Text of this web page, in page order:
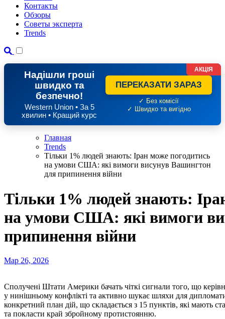
Контакты
Обзоры
Советы эксперта
Trends
Надішли гроші
швидко та
безпечно!
Western Union • За 5
хвилин • Кращий курс
ПЕРЕКАЗАТИ ЗАРАЗ
✓ Без комісії
✓ Швидко та вигідно
АКЦІЯ
Главная
Trends
Тільки 1% людей знають: Іран може погодитись
на умови США: які вимоги висунув Вашингтон
для припинення війни
Тільки 1% людей знають:
на умови США: які вимоги
припинення війни
Мар 26, 2026
Сполучені Штати Америки бачать чіткі сигнали того, що
у нинішньому конфлікті та активно шукає шляхи для
конкретний план дій, що складається з 15 пунктів, які мають
та покласти край збройному протистоянню.